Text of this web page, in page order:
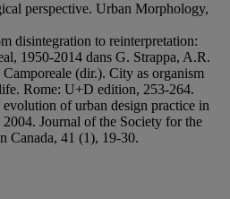
perspective. Urban Morphology,
disintegration to reinterpretation:
1950-2014 dans G. Strappa, A.R.
(dir.). City as organism
Rome: U+D edition, 253-264.
of urban design practice in
Journal of the Society for the
Canada, 41 (1), 19-30.